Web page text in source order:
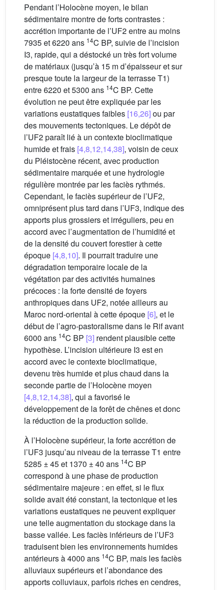
Pendant l’Holocène moyen, le bilan
sédimentaire montre de forts contrastes :
accrétion importante de l’UF2 entre au moins
7935 et 6220 ans 14C BP, suivie de l’incision
I3, rapide, qui a déstocké un très fort volume
de matériaux (jusqu’à 15 m d’épaisseur et sur
presque toute la largeur de la terrasse T1)
entre 6220 et 5300 ans 14C BP. Cette
évolution ne peut être expliquée par les
variations eustatiques faibles [16,26]ou par
des mouvements tectoniques. Le dépôt de
l’UF2 paraît lié à un contexte bioclimatique
humide et frais [4,8,12,14,38], voisin de ceux
du Pléistocène récent, avec production
sédimentaire marquée et une hydrologie
régulière montrée par les faciès rythmés.
Cependant, le faciès supérieur de l’UF2,
omniprésent plus tard dans l’UF3, indique des
apports plus grossiers et irréguliers, peu en
accord avec l’augmentation de l’humidité et
de la densité du couvert forestier à cette
époque [4,8,10]. Il pourrait traduire une
dégradation temporaire locale de la
végétation par des activités humaines
précoces : la forte densité de foyers
anthropiques dans UF2, notée ailleurs au
Maroc nord-oriental à cette époque [6], et le
début de l’agro-pastoralisme dans le Rif avant
6000 ans 14C BP [3] rendent plausible cette
hypothèse. L’incision ultérieure I3 est en
accord avec le contexte bioclimatique,
devenu très humide et plus chaud dans la
seconde partie de l’Holocène moyen
[4,8,12,14,38], qui a favorisé le
développement de la forêt de chênes et donc
la réduction de la production solide.
À l’Holocène supérieur, la forte accrétion de
l’UF3 jusqu’au niveau de la terrasse T1 entre
5285 ± 45 et 1370 ± 40 ans 14C BP
correspond à une phase de production
sédimentaire majeure : en effet, si le flux
solide avait été constant, la tectonique et les
variations eustatiques ne peuvent expliquer
une telle augmentation du stockage dans la
basse vallée. Les faciès inférieurs de l’UF3
traduisent bien les environnements humides
antérieurs à 4000 ans 14C BP, mais les faciès
alluviaux supérieurs et l’abondance des
apports colluviaux, parfois riches en cendres,